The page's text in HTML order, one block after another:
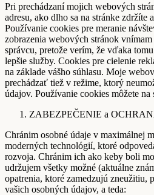
Pri prechádzaní mojich webových
adresu, ako dlho sa na stránke zdržíte
Používanie cookies pre meranie
zobrazenia webových stránok
správcu, pretože verím, že vďaka
lepšie služby. Cookies pre cielenie
na základe vášho súhlasu. Moje
prechádzať tiež v režime, ktorý
údajov. Používanie cookies môžete
ZABEZPEČENIE a
Chránim osobné údaje v maximálnej
moderných technológií, ktoré
rozvoja. Chránim ich ako keby boli
udržujem všetky možné (aktuálne
opatrenia, ktoré zamedzujú zneužitiu,
vašich osobných údajov, a teda: